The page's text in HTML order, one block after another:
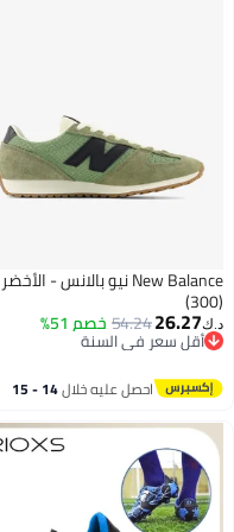
New Balance نيو بالانس - الأخضر
(300)
د.ك‏26.27
54.24خصم 51%
أقل سعر في السنة
احصل عليه خلال 14 - 15